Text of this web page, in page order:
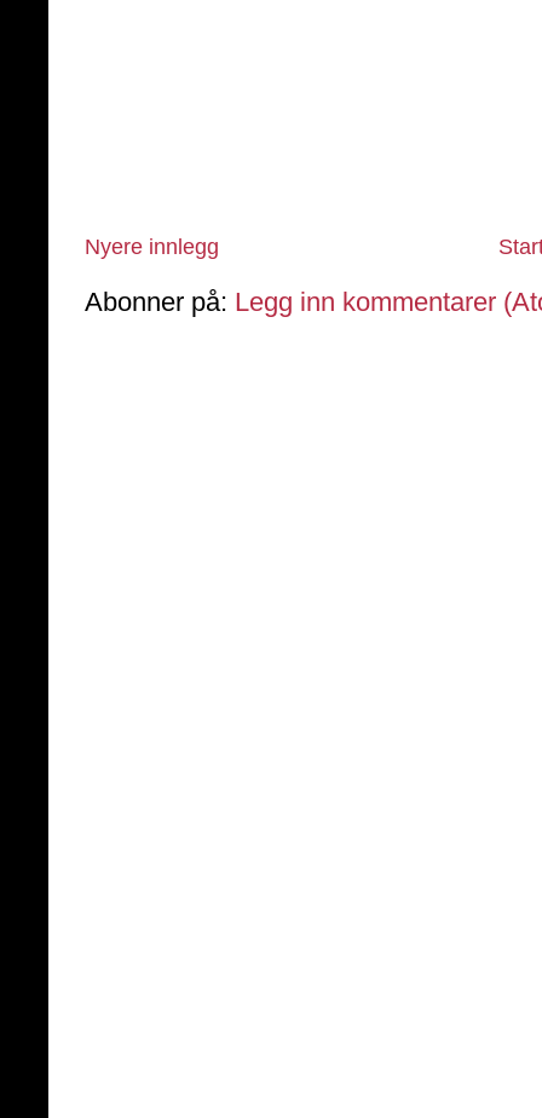
Nyere innlegg
Abonner på: Legg inn kommentarer